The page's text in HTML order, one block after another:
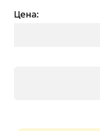
Цена: